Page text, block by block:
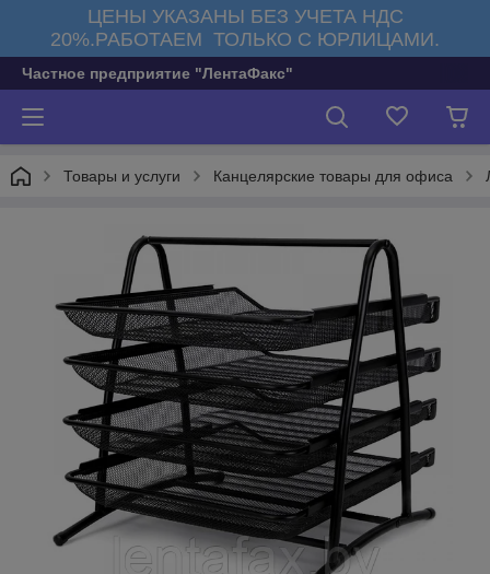
ЦЕНЫ УКАЗАНЫ БЕЗ УЧЕТА НДС
20%.РАБОТАЕМ ТОЛЬКО С ЮРЛИЦАМИ.
Частное предприятие "ЛентаФакс"
Товары и услуги Канцелярские товары для офиса